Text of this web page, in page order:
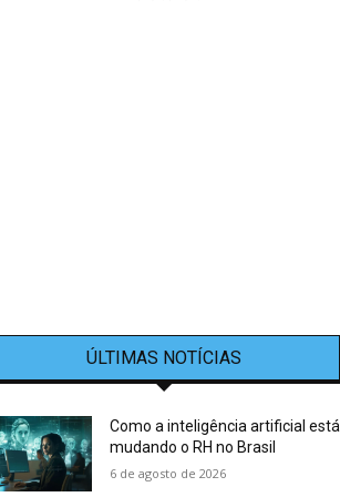
ÚLTIMAS NOTÍCIAS
Como a inteligência artificial está
mudando o RH no Brasil
6 de agosto de 2026